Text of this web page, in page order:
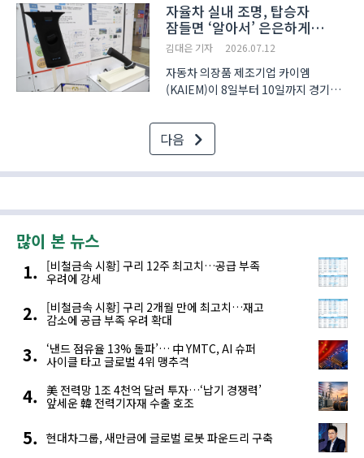
2026’을 개최하고 자율형 기업으로의
전환에 대한 필요성을 강조했다. 이날
SAP의 도입 사례를 ..
자율차 실내 조명, 탑승자
잠들면 ‘알아서’ 은은하게
바뀐다
김대은 기자 2026.07.12
자동차 의장품 제조기업 카이엠
(KAIEM)이 8일부터 10일까지 경기도
‘2026 국제광융합엑스포’에 참가해
‘감성인지 기반 융합조명 기술’을
선보였다. 이 기술은 ‘완전 자율주행
시대’의 실내 공간을 겨냥하고..
다음
많이 본 뉴스
[비철금속 시황] 구리 12주 최고치…공급 부족
우려에 강세
[비철금속 시황] 구리 2개월 만에 최고치…재고
감소에 공급 부족 우려 확대
‘낸드 점유율 13% 돌파’… 中 YMTC, AI 슈퍼
사이클 타고 글로벌 4위 맹추격
美 전력망 1조 4천억 달러 투자…‘납기 경쟁력’
앞세운 韓 전력기자재 수출 호조
현대차그룹, 새만금에 글로벌 로봇 파운드리 구축